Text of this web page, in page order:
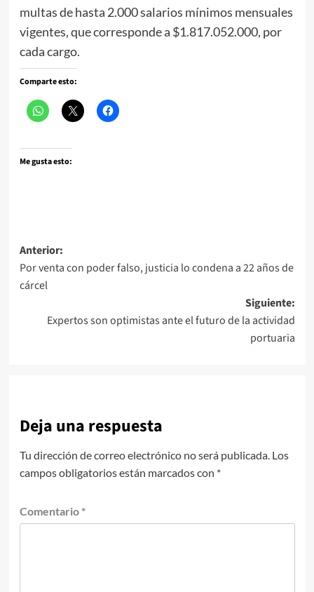
multas de hasta 2.000 salarios mínimos mensuales
vigentes, que corresponde a $1.817.052.000, por
cada cargo.
Comparte esto:
Me gusta esto:
Navegación
de
entradas
Anterior:
Por venta con poder falso, justicia lo condena a 22 años de
cárcel
Siguiente:
Expertos son optimistas ante el futuro de la actividad
portuaria
Deja una respuesta
Tu dirección de correo electrónico no será publicada. Los
campos obligatorios están marcados con *
Comentario *